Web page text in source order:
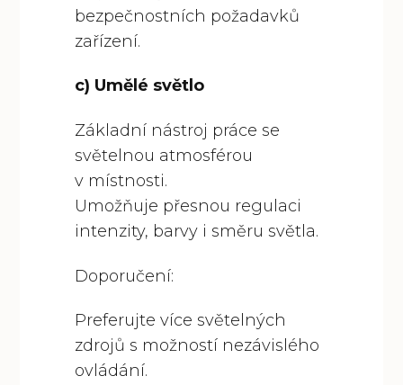
bezpečnostních požadavků
zařízení.
c) Umělé světlo
Základní nástroj práce se
světelnou atmosférou
v místnosti.
Umožňuje přesnou regulaci
intenzity, barvy i směru světla.
Doporučení:
Preferujte více světelných
zdrojů s možností nezávislého
ovládání.